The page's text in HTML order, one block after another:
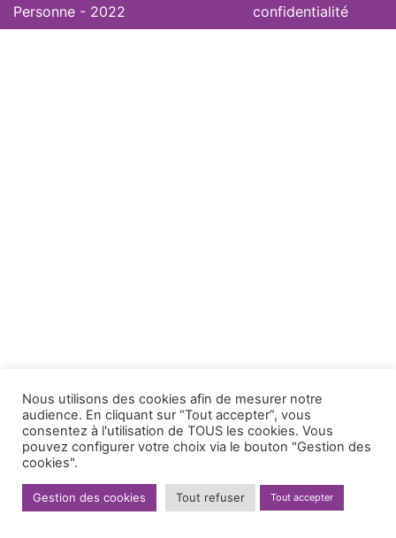
Personne - 2022
confidentialité
Nous utilisons des cookies afin de mesurer notre
audience. En cliquant sur “Tout accepter”, vous
consentez à l'utilisation de TOUS les cookies. Vous
pouvez configurer votre choix via le bouton "Gestion des
cookies".
Gestion des cookies Tout refuser Tout accepter